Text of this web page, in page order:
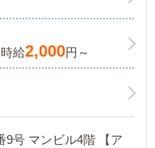
時給2,000円～
マンビル4階 【ア